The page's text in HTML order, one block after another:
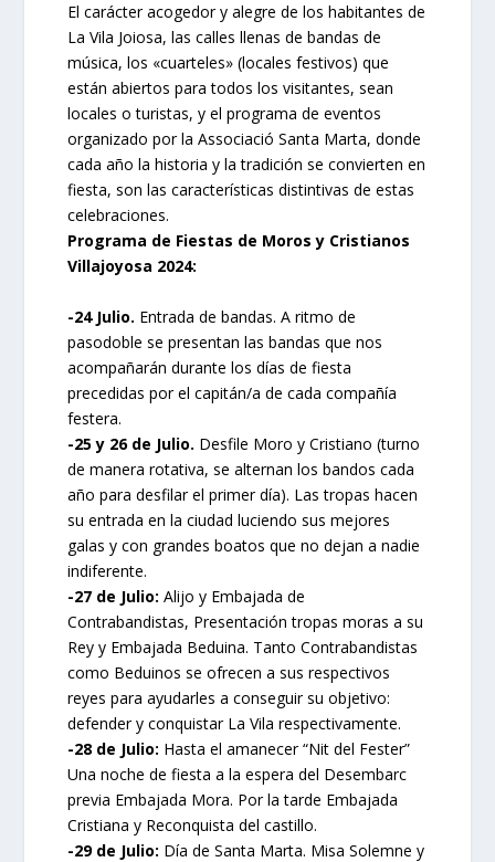
El carácter acogedor y alegre de los habitantes de
La Vila Joiosa, las calles llenas de bandas de
música, los «cuarteles» (locales festivos) que
están abiertos para todos los visitantes, sean
locales o turistas, y el programa de eventos
organizado por la Associació Santa Marta, donde
cada año la historia y la tradición se convierten en
fiesta, son las características distintivas de estas
celebraciones.
Programa de Fiestas de Moros y Cristianos
Villajoyosa 2024:
-24 Julio. Entrada de bandas. A ritmo de
pasodoble se presentan las bandas que nos
acompañarán durante los días de fiesta
precedidas por el capitán/a de cada compañía
festera.
-25 y 26 de Julio. Desfile Moro y Cristiano (turno
de manera rotativa, se alternan los bandos cada
año para desfilar el primer día). Las tropas hacen
su entrada en la ciudad luciendo sus mejores
galas y con grandes boatos que no dejan a nadie
indiferente.
-27 de Julio: Alijo y Embajada de
Contrabandistas, Presentación tropas moras a su
Rey y Embajada Beduina. Tanto Contrabandistas
como Beduinos se ofrecen a sus respectivos
reyes para ayudarles a conseguir su objetivo:
defender y conquistar La Vila respectivamente.
-28 de Julio: Hasta el amanecer “Nit del Fester”
Una noche de fiesta a la espera del Desembarc
previa Embajada Mora. Por la tarde Embajada
Cristiana y Reconquista del castillo.
-29 de Julio: Día de Santa Marta. Misa Solemne y